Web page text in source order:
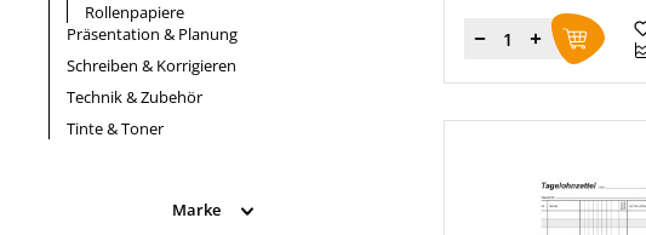
Rollenpapiere
Präsentation & Planung
Schreiben & Korrigieren
Technik & Zubehör
Tinte & Toner
Marke
Menge